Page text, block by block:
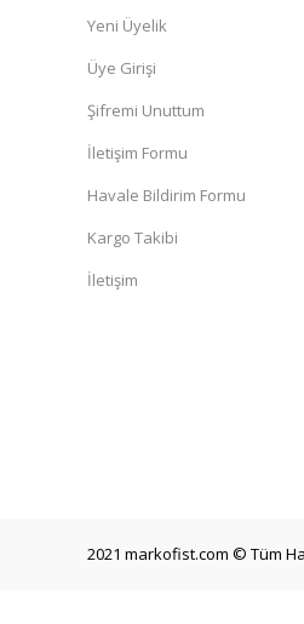
Yeni Üyelik
Üye Girişi
Şifremi Unuttum
İletişim Formu
Havale Bildirim Formu
Kargo Takibi
İletişim
2021 markofist.com © Tüm